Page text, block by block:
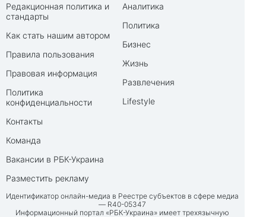
Редакционная политика и
стандарты
Как стать нашим автором
Правила пользования
Правовая информация
Политика
конфиденциальности
Контакты
Команда
Вакансии в РБК-Украина
Разместить рекламу
Аналитика
Политика
Бизнес
Жизнь
Развлечения
Lifestyle
Идентификатор онлайн-медиа в Реестре субъектов в сфере медиа
— R40-05347
Информационный портал «РБК-Украина» имеет трехязычную